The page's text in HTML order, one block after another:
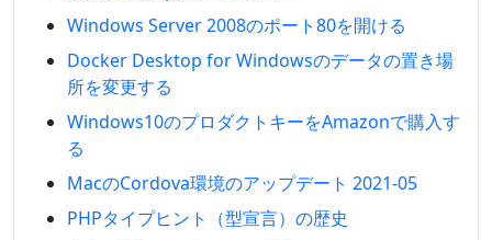
Windows Server 2008のポート80を開ける
Docker Desktop for Windowsのデータの置き場
所を変更する
Windows10のプロダクトキーをAmazonで購入す
る
MacのCordova環境のアップデート 2021-05
PHPタイプヒント（型宣言）の歴史